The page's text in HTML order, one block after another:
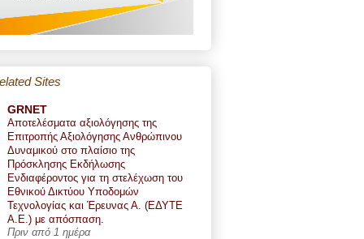
Sites
GRNET
Αποτελέσματα αξιολόγησης της
Επιτροπής Αξιολόγησης Ανθρώπινου
Δυναμικού στο πλαίσιο της
Πρόσκλησης Εκδήλωσης
Ενδιαφέροντος για τη στελέχωση του
Εθνικού Δικτύου Υποδομών
Τεχνολογίας και Έρευνας Α. (ΕΔΥΤΕ
Α.Ε.) με απόσπαση.
Πριν από 1 ημέρα